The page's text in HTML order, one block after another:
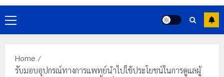
Primary
Menu
Home
รับมอบอุปกรณ์ทางการแพทย์นำไปใช้ประโยชน์ในการดูแลผู้